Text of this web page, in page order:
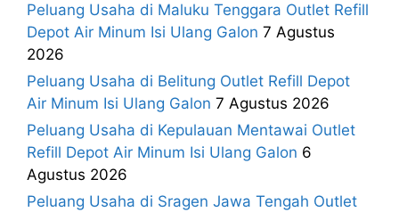
Peluang Usaha di Maluku Tenggara Outlet Refill
Depot Air Minum Isi Ulang Galon 7 Agustus
2026
Peluang Usaha di Belitung Outlet Refill Depot
Air Minum Isi Ulang Galon 7 Agustus 2026
Peluang Usaha di Kepulauan Mentawai Outlet
Refill Depot Air Minum Isi Ulang Galon 6
Agustus 2026
Peluang Usaha di Sragen Jawa Tengah Outlet